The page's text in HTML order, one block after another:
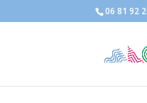
06 81 92